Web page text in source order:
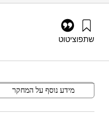
שתפוציטוט
selected-topics-summery
מידע נוסף על המחקר